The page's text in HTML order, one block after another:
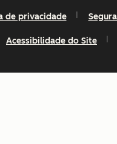
de privacidade
Acessibilidade do Site